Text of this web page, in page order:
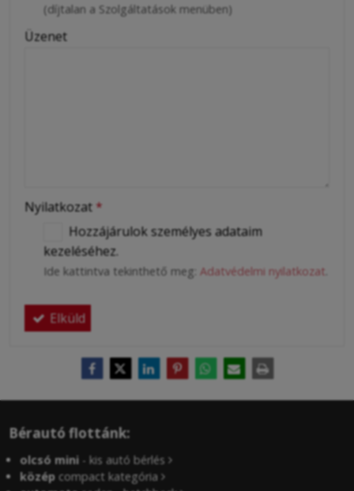
(díjtalan a Szolgáltatások menüben)
Üzenet
Nyilatkozat *
Hozzájárulok személyes adataim
kezeléséhez.
Ide kattintva tekinthető meg: Adatvédelmi nyilatkozat
Elküld
Bérautó flottánk:
olcsó mini - kis autó bérlés
közép compact kategória